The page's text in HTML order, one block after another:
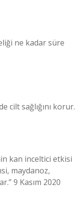
ne kadar süre
cilt sağlığını korur.
kan inceltici etkisi
maydanoz,
9 Kasım 2020